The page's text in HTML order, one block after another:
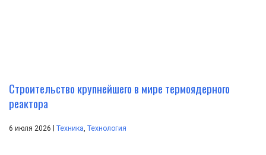
Строительство крупнейшего в мире термоядерного
реактора
6 июля 2026 | Техника Технология